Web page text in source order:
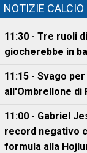
NOTIZIE CALCIO
11:30 - Tre ruoli
giocherebbe in
11:15 - Svago
all'Ombrellone di
11:00 - Gabriel
record negativo
formula alla